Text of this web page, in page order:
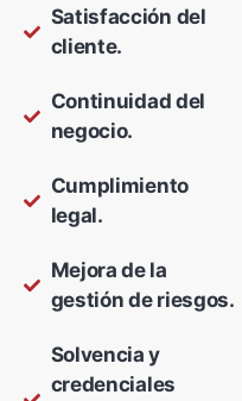
Satisfacción del
cliente.
Continuidad del
negocio.
Cumplimiento
legal.
Mejora de la
gestión de riesgos.
Solvencia y
credenciales